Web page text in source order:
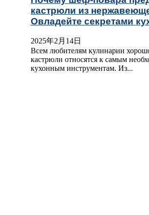
кастрюли из
Овладейте секретами
2025年2月14日
Всем любителям кулинарии
кастрюли относятся к самым
кухонным инструментам. Из...